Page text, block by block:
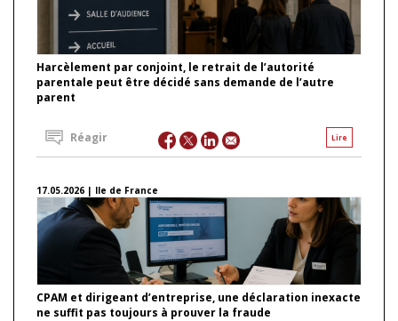
Harcèlement par conjoint, le retrait de l’autorité
parentale peut être décidé sans demande de l’autre
parent
Lire
Réagir
17.05.2026 | Ile de France
CPAM et dirigeant d’entreprise, une déclaration inexacte
ne suffit pas toujours à prouver la fraude